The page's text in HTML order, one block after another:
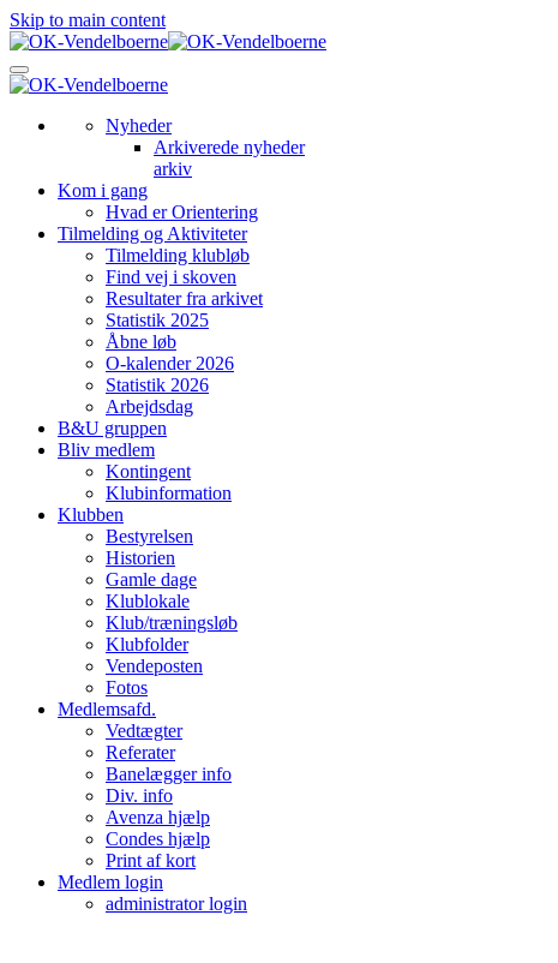
Skip to main content
Nyheder
Arkiverede nyheder
arkiv
Kom i gang
Hvad er Orientering
Tilmelding og Aktiviteter
Tilmelding klubløb
Find vej i skoven
Resultater fra arkivet
Statistik 2025
Åbne løb
O-kalender 2026
Statistik 2026
Arbejdsdag
B&U gruppen
Bliv medlem
Kontingent
Klubinformation
Klubben
Bestyrelsen
Historien
Gamle dage
Klublokale
Klub/træningsløb
Klubfolder
Vendeposten
Fotos
Medlemsafd.
Vedtægter
Referater
Banelægger info
Div. info
Avenza hjælp
Condes hjælp
Print af kort
Medlem login
administrator login